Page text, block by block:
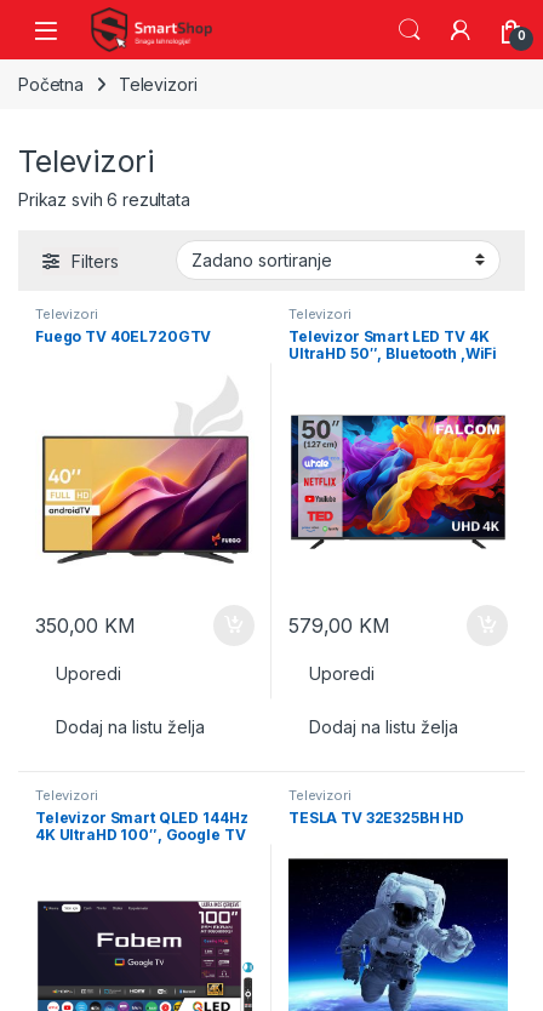
Skip to navigation
Skip to content
0
Početna Televizori
Televizori
Prikaz svih 6 rezultata
Filters
Televizori
Fuego TV 40EL720GTV
350,00 KM
Uporedi
Dodaj na listu želja
Televizori
Televizor Smart LED TV 4K
UltraHD 50″, Bluetooth ,WiFi
579,00 KM
Uporedi
Dodaj na listu želja
Televizori
Televizor Smart QLED 144Hz
4K UltraHD 100″, Google TV
Televizori
TESLA TV 32E325BH HD